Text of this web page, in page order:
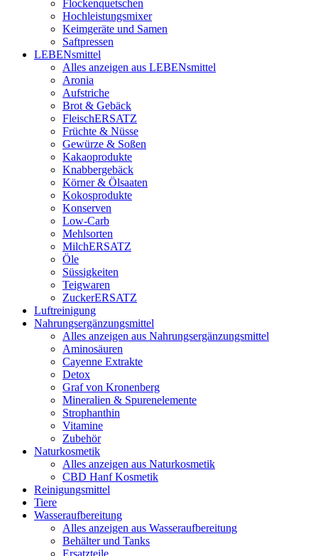
Flockenquetschen
Hochleistungsmixer
Keimgeräte und Samen
Saftpressen
LEBENsmittel
Alles anzeigen aus LEBENsmittel
Aronia
Aufstriche
Brot & Gebäck
FleischERSATZ
Früchte & Nüsse
Gewürze & Soßen
Kakaoprodukte
Knabbergebäck
Körner & Ölsaaten
Kokosprodukte
Konserven
Low-Carb
Mehlsorten
MilchERSATZ
Öle
Süssigkeiten
Teigwaren
ZuckerERSATZ
Luftreinigung
Nahrungsergänzungsmittel
Alles anzeigen aus Nahrungsergänzungsmittel
Aminosäuren
Cayenne Extrakte
Detox
Graf von Kronenberg
Mineralien & Spurenelemente
Strophanthin
Vitamine
Zubehör
Naturkosmetik
Alles anzeigen aus Naturkosmetik
CBD Hanf Kosmetik
Reinigungsmittel
Tiere
Wasseraufbereitung
Alles anzeigen aus Wasseraufbereitung
Behälter und Tanks
Ersatzteile